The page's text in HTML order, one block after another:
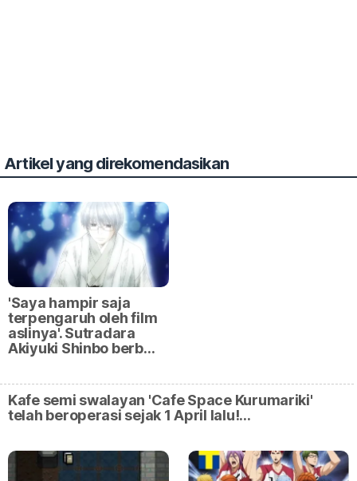
Artikel yang direkomendasikan
'Saya hampir saja
terpengaruh oleh film
aslinya'. Sutradara
Akiyuki Shinbo berb…
Kafe semi swalayan 'Cafe Space Kurumariki'
telah beroperasi sejak 1 April lalu!…